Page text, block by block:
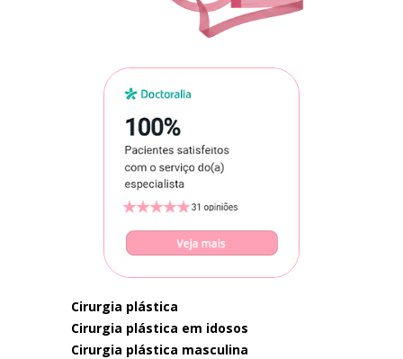
cirurgia plástica
cirurgia plástica em idosos
cirurgia plástica masculina